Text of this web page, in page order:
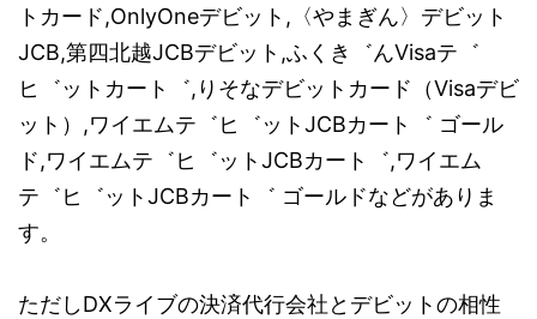
トカード,OnlyOneデビット ,〈やまぎん〉デビット
JCB,第四北越JCBデビット,ふくき゛んVisaテ゛
ヒ゛ットカート゛,りそなデビットカード（Visaデビ
ット）,ワイエムテ゛ヒ゛ットJCBカート゛ ゴール
ド,ワイエムテ゛ヒ゛ットJCBカート゛,ワイエム
テ゛ヒ゛ットJCBカート゛ ゴールドなどがありま
す。
ただしDXライブの決済代行会社とデビットの相性